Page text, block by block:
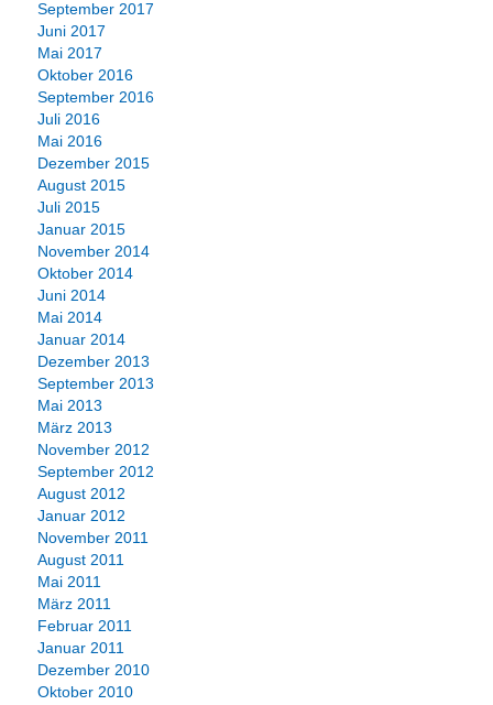
September 2017
Juni 2017
Mai 2017
Oktober 2016
September 2016
Juli 2016
Mai 2016
Dezember 2015
August 2015
Juli 2015
Januar 2015
November 2014
Oktober 2014
Juni 2014
Mai 2014
Januar 2014
Dezember 2013
September 2013
Mai 2013
März 2013
November 2012
September 2012
August 2012
Januar 2012
November 2011
August 2011
Mai 2011
März 2011
Februar 2011
Januar 2011
Dezember 2010
Oktober 2010